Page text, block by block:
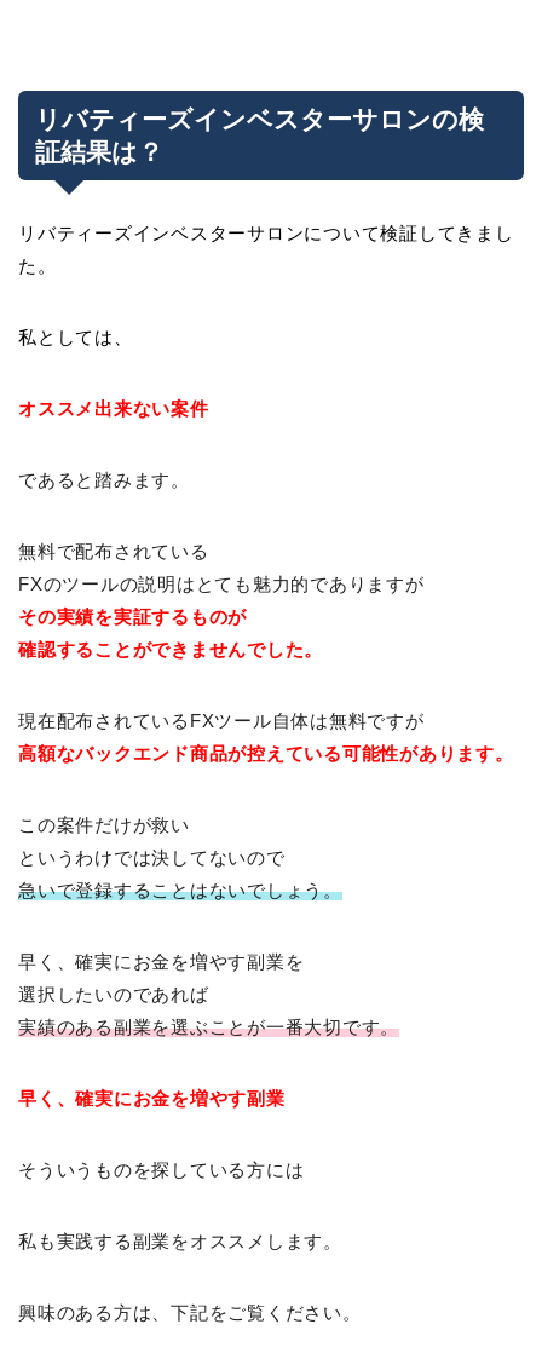
リバティーズインベスターサロンの検
証結果は？
リバティーズインベスターサロンについて検証してきまし
た。
私としては、
オススメ出来ない案件
であると踏みます。
無料で配布されている
FXのツールの説明はとても魅力的でありますが
その実績を実証するものが
確認することができませんでした。
現在配布されているFXツール自体は無料ですが
高額なバックエンド商品が控えている可能性があります。
この案件だけが救い
というわけでは決してないので
急いで登録することはないでしょう。
早く、確実にお金を増やす副業を
選択したいのであれば
実績のある副業を選ぶことが一番大切です。
早く、確実にお金を増やす副業
そういうものを探している方には
私も実践する副業をオススメします。
興味のある方は、下記をご覧ください。